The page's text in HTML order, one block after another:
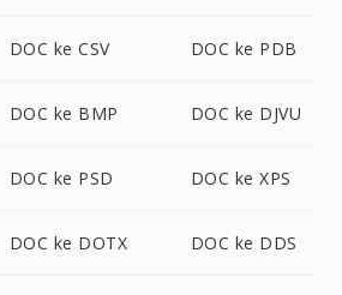
DOC ke CSV DOC ke PDB
DOC ke BMP DOC ke DJVU
DOC ke PSD DOC ke XPS
DOC ke DOTX DOC ke DDS